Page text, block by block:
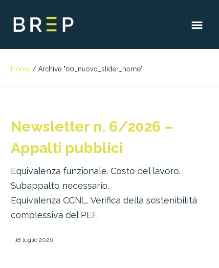
Home / Archive "00_nuovo_slider_home"
Newsletter n. 6/2026 –
Appalti pubblici
Equivalenza funzionale. Costo del lavoro.
Subappalto necessario.
Equivalenza CCNL. Verifica della sostenibilità
complessiva del PEF.
18 luglio 2026